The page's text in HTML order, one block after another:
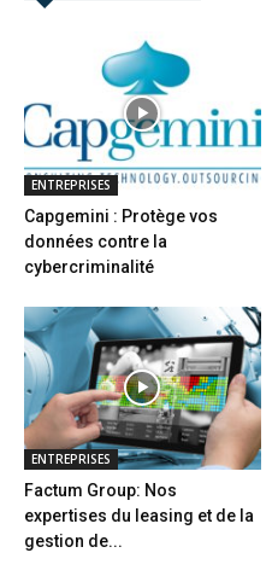
ENTREPRISES
Capgemini : Protège vos
données contre la
cybercriminalité
ENTREPRISES
Factum Group: Nos
expertises du leasing et de la
gestion de...